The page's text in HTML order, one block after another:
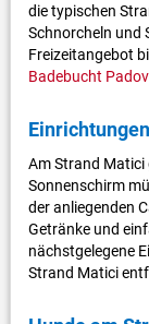
die typischen
Schnorcheln und
Freizeitangebot
Badebucht
Am Strand Matici
Sonnenschirm
der anliegenden
Getränke und
nächstgelegene
Strand Matici